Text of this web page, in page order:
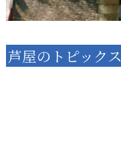
芦屋のトピックス